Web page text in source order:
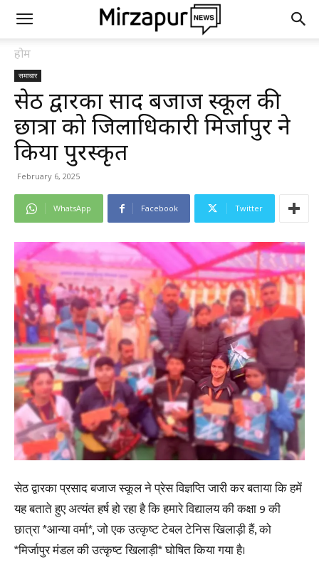
होम
समाचार
सेठ द्वारका प्रसाद बजाज स्कूल की
छात्रा को जिलाधिकारी मिर्जापुर ने
किया पुरस्कृत
February 6, 2025
WhatsApp Facebook Twitter
सेठ द्वारका प्रसाद बजाज स्कूल ने प्रेस विज्ञप्ति जारी कर बताया कि हमें
यह बताते हुए अत्यंत हर्ष हो रहा है कि हमारे विद्यालय की कक्षा 9 की
छात्रा *आन्या वर्मा*, जो एक उत्कृष्ट टेबल टेनिस खिलाड़ी हैं, को
*मिर्जापुर मंडल की उत्कृष्ट खिलाड़ी* घोषित किया गया है।